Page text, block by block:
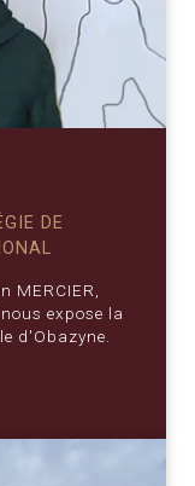
DE
expose la
d'Obazyne.